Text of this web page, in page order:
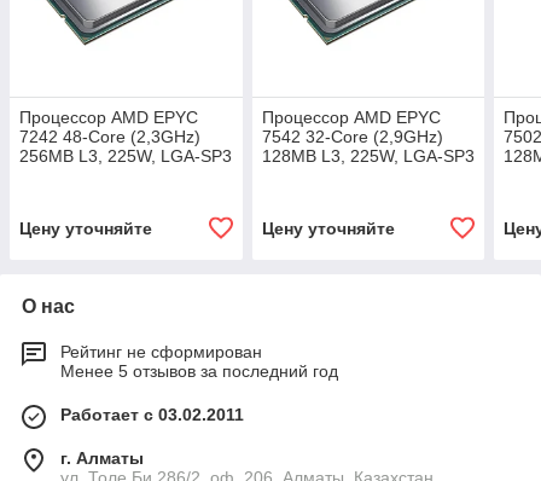
Процессор AMD EPYC
7242 48-Core (2,3GHz)
256MB L3, 225W, LGA-SP3
Цену уточняйте
Процессор AMD EPYC
7542 32-Core (2,9GHz)
128MB L3, 225W, LGA-SP3
Цену уточняйте
О нас
Рейтинг не сформирован
Менее 5 отзывов за последний год
Работает с 03.02.2011
г. Алматы